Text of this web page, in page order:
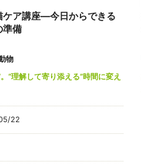
ケア講座—今日からできる
準備
物
“理解して寄り添える”時間に変え
22